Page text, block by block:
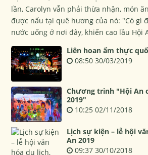
lần, Carolyn vẫn phải thừa nhận, món
được nấu tại quê hương của nó: "Có gì
nước uống ở nơi đây, khiến cao lầu Hội
Liên hoan ẩm thực
08:50 30/03/2019
Chương trinh "Hội An
2019"
10:25 02/11/2018
Lịch sự kiện – lễ hội
An 2019
09:37 30/10/2018